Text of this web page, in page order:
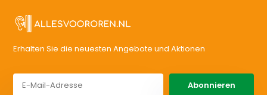
Erhalten Sie die neuesten Angebote und Aktionen
Abonnieren